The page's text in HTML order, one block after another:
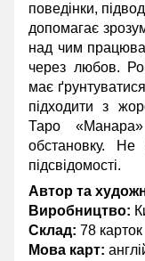
поведінки,
допомагає
над чим
через любов.
має
підходити з
Таро
обстановку. Не
підсвідомості.
Автор та
Виробництво:
Склад: 78 карток
Мова карт: